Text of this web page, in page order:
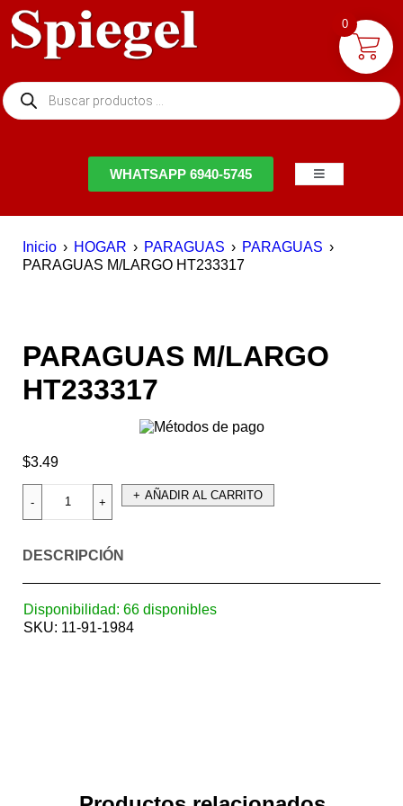
WHATSAPP 6940-5745
Inicio › HOGAR › PARAGUAS › PARAGUAS ›
PARAGUAS M/LARGO HT233317
PARAGUAS M/LARGO
HT233317
$3.49
AÑADIR AL CARRITO
DESCRIPCIÓN
Disponibilidad: 66 disponibles
SKU: 11-91-1984
0